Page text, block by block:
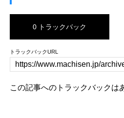
0 トラックバック
トラックバックURL
この記事へのトラックバックは